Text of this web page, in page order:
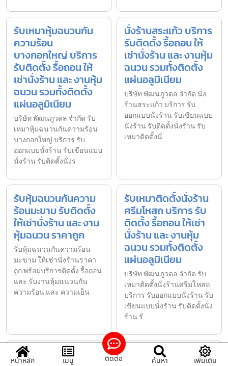
รับเหมาหุ้มฉนวนกัน
ความร้อน
บางกอกใหญ่ บริการ
รับติดตั้ง รื้อถอน ให้
เช่านั่งร้าน และ งานหุ้ม
ฉนวน รวมทั้งติดตั้ง
แผ่นอลูมิเนียม
บริษัท พัฒนภูวดล จำกัด รับ
เหมาหุ้มฉนวนกันความร้อน
บางกอกใหญ่ บริการ รับ
ออกแบบนั่งร้าน รับเขียนแบบ
นั่งร้าน รับติดตั้งนั่งร
นั่งร้านสระแก้ว บริการ
รับติดตั้ง รื้อถอน ให้
เช่านั่งร้าน และ งานหุ้ม
ฉนวน รวมทั้งติดตั้ง
แผ่นอลูมิเนียม
บริษัท พัฒนภูวดล จำกัด นั่ง
ร้านสระแก้ว บริการ รับ
ออกแบบนั่งร้าน รับเขียนแบบ
นั่งร้าน รับติดตั้งนั่งร้าน รับ
เหมาติดตั้งนั่
รับหุ้มฉนวนกันความ
ร้อนมะขาม รับติดตั้ง
ให้เช่านั่งร้าน และ งาน
หุ้มฉนวน ราคาถูก
รับหุ้มฉนวนกันความร้อน
มะขาม ให้เช่านั่งร้านราคา
ถูก พร้อมบริการติดตั้ง รื้อถอน
และ รับงานหุ้มฉนวนกัน
ความร้อน และ ความเย็น
รับเหมาติดตั้งนั่งร้าน
ศรีมโหสถ บริการ รับ
ติดตั้ง รื้อถอน ให้เช่า
นั่งร้าน และ งานหุ้ม
ฉนวน รวมทั้งติดตั้ง
แผ่นอลูมิเนียม
บริษัท พัฒนภูวดล จำกัด รับ
เหมาติดตั้งนั่งร้านศรีมโหสถ
บริการ รับออกแบบนั่งร้าน รับ
เขียนแบบนั่งร้าน รับติดตั้งนั่ง
ร้าน รั
รับหุ้มฉนวนกันความ
นั่งร้านสุราษฎร์ธานี
หน้าหลัก เมนู ติดต่อ ค้นหา เพิ่มเติม